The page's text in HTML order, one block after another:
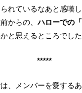
れているなあと感嘆
からの、ハローでの
と思えるところでした
*****